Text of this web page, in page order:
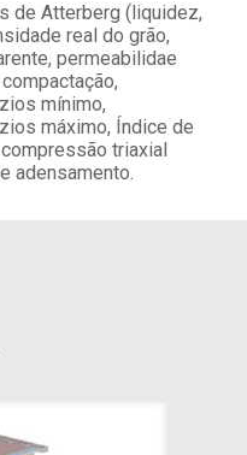
de Atterberg (liquidez,
real do grão,
permeabilidae
mínimo,
máximo, Índice de
triaxial
adensamento.